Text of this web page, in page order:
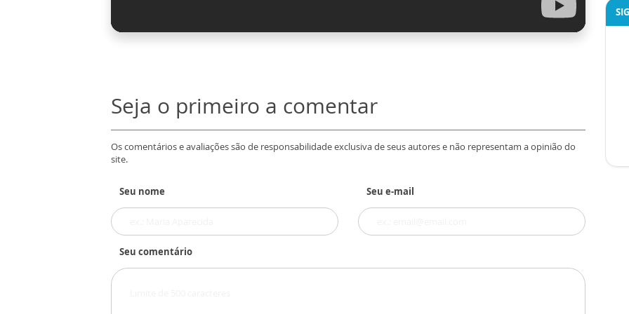
Seja o primeiro a comentar
Os comentários e avaliações são de responsabilidade exclusiva de seus autores e não representam a opinião do
site.
Seu nome Seu e-mail
Seu comentário